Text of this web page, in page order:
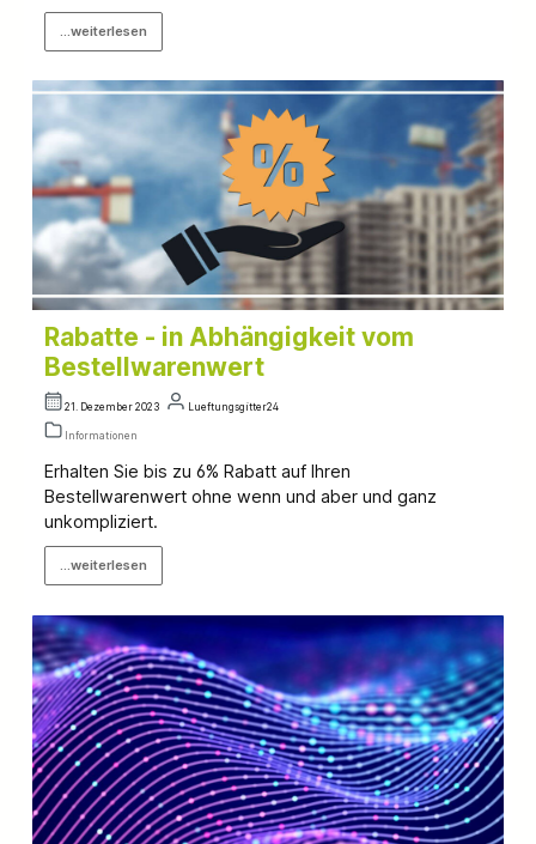
...weiterlesen
Rabatte - in Abhängigkeit vom
Bestellwarenwert
21. Dezember 2023 Lueftungsgitter24
Informationen
Erhalten Sie bis zu 6% Rabatt auf Ihren
Bestellwarenwert ohne wenn und aber und ganz
unkompliziert.
...weiterlesen